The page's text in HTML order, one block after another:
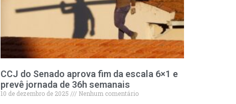
CCJ do Senado aprova fim da escala 6×1 e
prevê jornada de 36h semanais
10 de dezembro de 2025
Nenhum comentário